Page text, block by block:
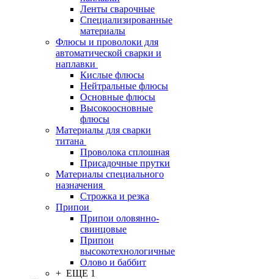
Ленты сварочные
Специализированные
материалы
Флюсы и проволоки для
автоматической сварки и
наплавки
Кислые флюсы
Нейтральные флюсы
Основные флюсы
Высокоосновные
флюсы
Материалы для сварки
титана
Проволока сплошная
Присадочные прутки
Материалы специального
назначения
Строжка и резка
Припои
Припои оловянно-
свинцовые
Припои
высокотехнологичные
Олово и баббит
+ ЕЩЕ 1